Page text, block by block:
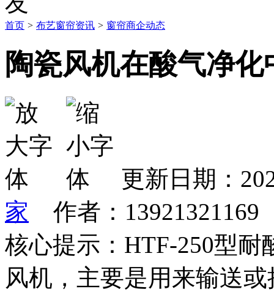
首页 > 布艺窗帘资讯 > 窗帘商企动态
陶瓷风机在酸气净化
更新日期：
家 作者：
核心提示：HTF-250型
风机，主要是用来输送